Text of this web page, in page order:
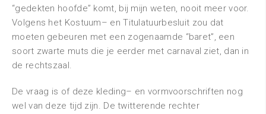
“gedekten hoofde” komt, bij mijn weten, nooit meer voor.
Volgens het Kostuum– en Titulatuurbesluit zou dat
moeten gebeuren met een zogenaamde “baret”, een
soort zwarte muts die je eerder met carnaval ziet, dan in
de rechtszaal.
De vraag is of deze kleding– en vormvoorschriften nog
wel van deze tijd zijn. De twitterende rechter